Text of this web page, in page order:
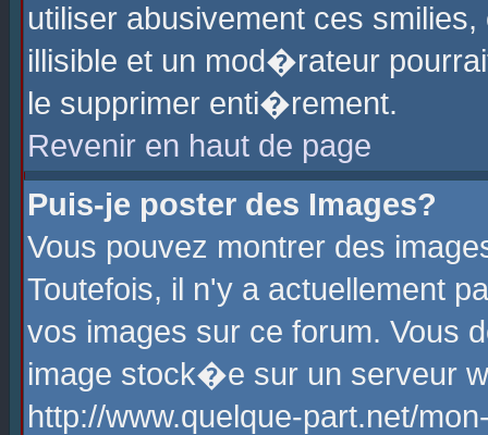
utiliser abusivement ces
illisible et un mod�rateur
le supprimer enti�rement.
Revenir en haut de page
Puis-je poster des Images?
Vous pouvez montrer des
Toutefois, il n'y a actuellement
vos images sur ce forum. Vous
image stock�e sur un serveur
http://www.quelque-part.net/